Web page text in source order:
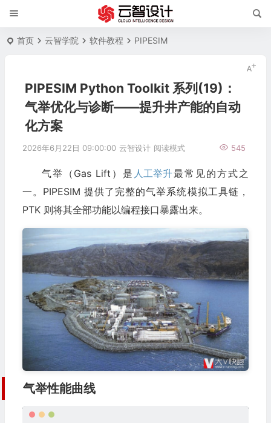
首页 云智学院 软件教程 PIPESIM
PIPESIM Python Toolkit 系列(19)：
气举优化与诊断——提升井产能的自动
化方案
2026年6月22日 09:00:00 云智设计 545
阅读模式
气举（Gas Lift）是 人工举升最常见的方式之
一。PIPESIM 提供了完整的气举系统模拟工具链，
PTK 则将其全部功能以编程接口暴露出来。
气举性能曲线